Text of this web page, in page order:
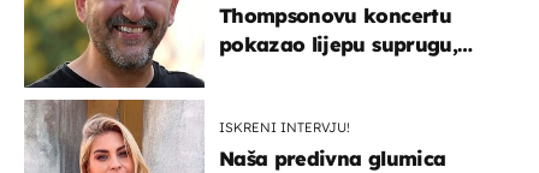
Thompsonovu koncertu
pokazao lijepu suprugu,
ISKRENI INTERVJU!
Naša predivna glumica